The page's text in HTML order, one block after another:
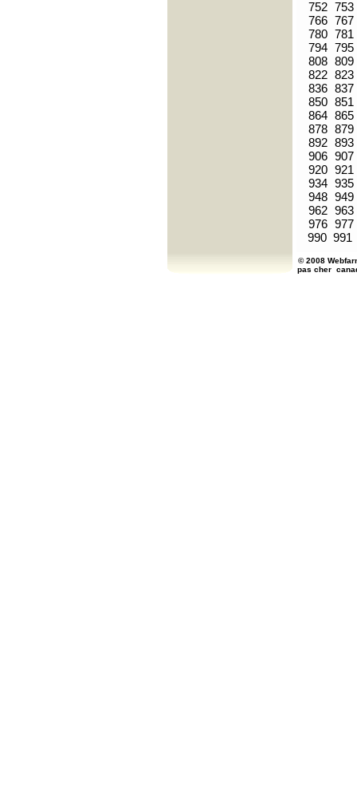
752 753
766 767
780 781
794 795
808 809
822 823
836 837
850 851
864 865
878 879
892 893
906 907
920 921
934 935
948 949
962 963
976 977
990 991
© 2008
pas cher